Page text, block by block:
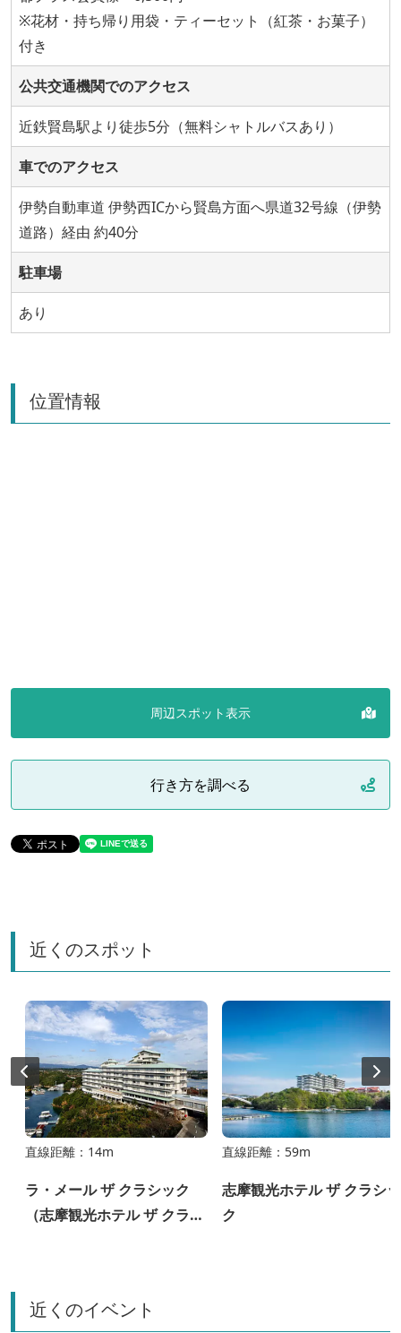
※花材・持ち帰り用袋・ティーセット（紅茶・お菓子）
付き
公共交通機関でのアクセス
近鉄賢島駅より徒歩5分（無料シャトルバスあり）
車でのアクセス
伊勢自動車道 伊勢西ICから賢島方面へ県道32号線（伊勢
道路）経由 約40分
駐車場
あり
位置情報
周辺スポット表示
行き方を調べる
近くのスポット
直線距離：14m
ラ・メール ザ クラシック
（志摩観光ホテル ザ クラシ
直線距離：59m
志摩観光ホテル ザ クラシッ
ク
近くのイベント